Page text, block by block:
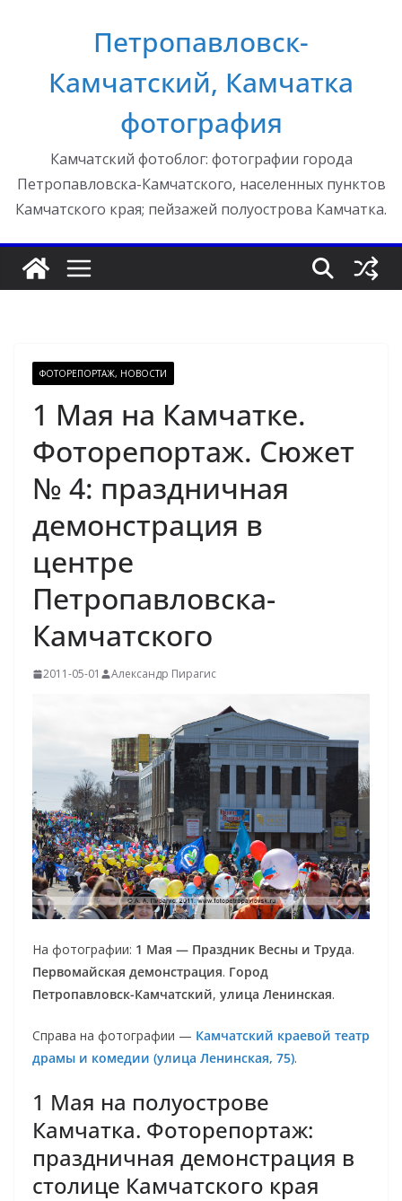
Петропавловск-
Камчатский, Камчатка
фотография
Камчатский фотоблог: фотографии города
Петропавловска-Камчатского, населенных пунктов
Камчатского края; пейзажей полуострова Камчатка.
ФОТОРЕПОРТАЖ, НОВОСТИ
1 Мая на Камчатке.
Фоторепортаж. Сюжет
№ 4: праздничная
демонстрация в
центре
Петропавловска-
Камчатского
2011-05-01 Александр Пирагис
На фотографии: 1 Мая — Праздник Весны и Труда.
Первомайская демонстрация. Город
Петропавловск-Камчатский, улица Ленинская.
Справа на фотографии — Камчатский краевой театр
драмы и комедии (улица Ленинская, 75).
1 Мая на полуострове
Камчатка. Фоторепортаж:
праздничная демонстрация в
столице Камчатского края